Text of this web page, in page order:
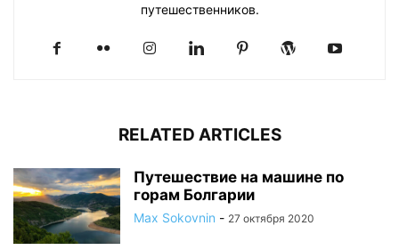
путешественников.
RELATED ARTICLES
Путешествие на машине по
горам Болгарии
Max Sokovnin - 27 октября 2020